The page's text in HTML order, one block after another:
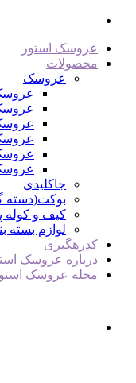
عروسک استور
محصولات
عروسک
جاکلیدی
کیف و کوله
لوازم بسته
کدرهگیری
درباره عروسک
مجله عروسک